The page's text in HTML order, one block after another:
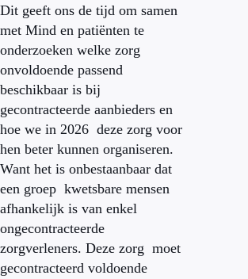
Dit geeft ons de tijd om samen
met Mind en patiënten te
onderzoeken welke zorg
onvoldoende passend
beschikbaar is bij
gecontracteerde aanbieders en
hoe we in 2026 deze zorg voor
hen beter kunnen organiseren.
Want het is onbestaanbaar dat
een groep kwetsbare mensen
afhankelijk is van enkel
ongecontracteerde
zorgverleners. Deze zorg moet
gecontracteerd voldoende